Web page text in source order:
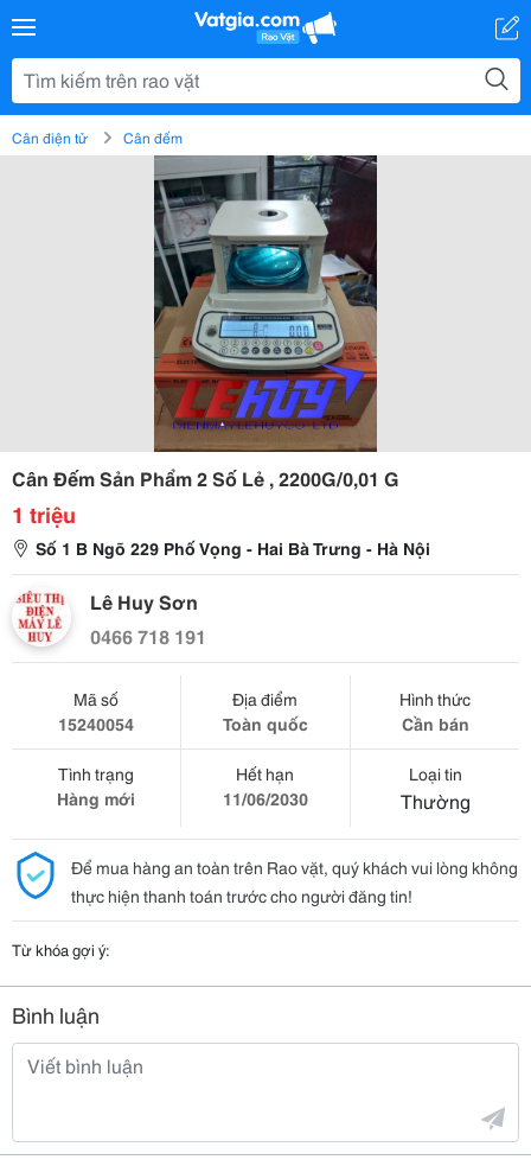
Cân điện tử Cân đếm
Cân Đếm Sản Phẩm 2 Số Lẻ , 2200G/0,01 G
1 triệu
Số 1 B Ngõ 229 Phố Vọng - Hai Bà Trưng - Hà Nội
Lê Huy Sơn
0466 718 191
Mã số
15240054
Địa điểm
Toàn quốc
Hình thức
Cần bán
Tình trạng
Hàng mới
Hết hạn
11/06/2030
Loại tin
Thường
Để mua hàng an toàn trên Rao vặt, quý khách vui lòng không
thực hiện thanh toán trước cho người đăng tin!
Từ khóa gợi ý:
Bình luận